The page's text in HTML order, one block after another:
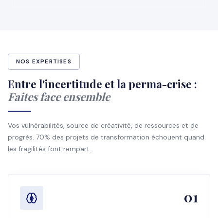
NOS EXPERTISES
Entre l'incertitude et la perma-crise :
Faites face ensemble
Vos vulnérabilités, source de créativité, de ressources et de
progrès. 70% des projets de transformation échouent quand
les fragilités font rempart.
01